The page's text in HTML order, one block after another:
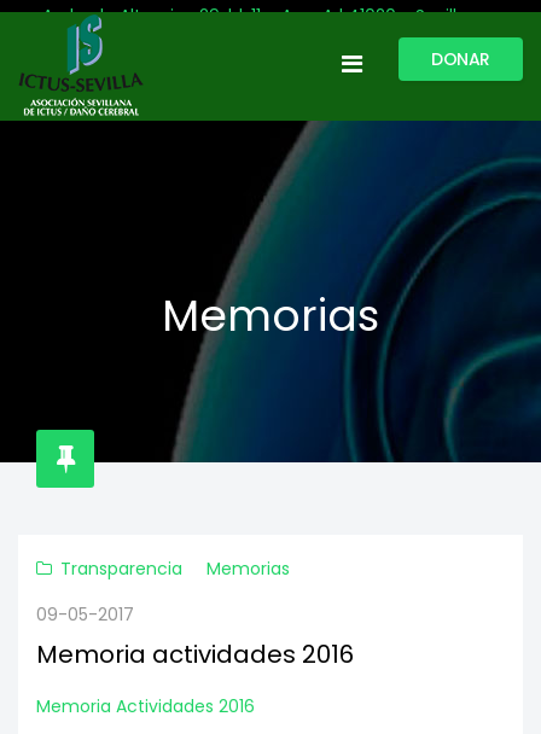
Avda. de Altamira, 29, bl. 11 – Acc. A | 41020 - Sevilla
954 513 999
ictussevilla@hotmail.com
DONAR
Memorias
Transparencia
Memorias
09-05-2017
Memoria actividades 2016
Memoria Actividades 2016